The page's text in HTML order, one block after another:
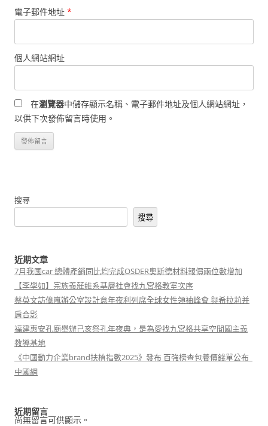
電子郵件地址 *
個人網站網址
在瀏覽器中儲存顯示名稱、電子郵件地址及個人網站網址，
以供下次發佈留言時使用。
搜尋
搜尋
近期文章
7月我國car 總體產銷同比均完成OSDER奧斯德材料報價兩位數增加
【李學如】宗族義莊維系基層社會找九宮格教室次序
蔡英文訪億嵐辦公室設計意年夜利列席全球女性領袖峰會 與希拉莉并
肩合影
福建惠安孔廟舉辦己亥祭孔年夜典，是為愛找九宮格共享空間國主義
教導基地
《中國動力企業brand扶植指數2025》發布 百強榜查包養價錢單公布_
中國網
近期留言
尚無留言可供顯示。